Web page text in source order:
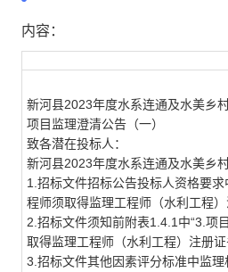
内容：
新河县2023年度水系连通及水美乡
项目监理澄清公告（一）
致各潜在投标人：
新河县2023年度水系连通及水美乡
1. 招标文件招标公告投标人资格要求
程师须取得监理工程师（水利工程
2. 招标文件须知前附表1.4.1 中“3. 项
取得监理工程师（水利工程）注册证
3. 招标文件其他因素评分标准中监